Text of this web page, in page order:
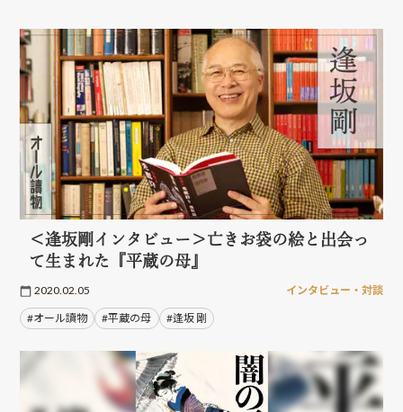
＜逢坂剛インタビュー＞亡きお袋の絵と出会っ
て生まれた『平蔵の母』
2020.02.05 インタビュー・対談
#オール讀物 #平蔵の母 #逢坂 剛